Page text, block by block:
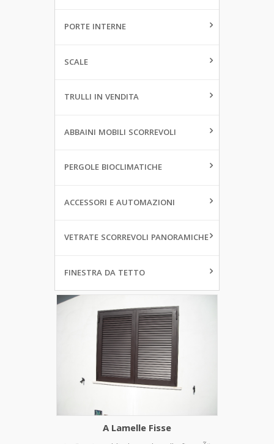
PORTE INTERNE
SCALE
TRULLI IN VENDITA
ABBAINI MOBILI SCORREVOLI
PERGOLE BIOCLIMATICHE
ACCESSORI E AUTOMAZIONI
VETRATE SCORREVOLI PANORAMICHE
FINESTRA DA TETTO
A Lamelle Fisse